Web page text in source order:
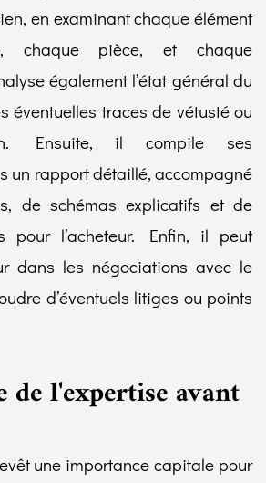
en examinant chaque élément
chaque pièce, et chaque
également l’état général du
éventuelles traces de vétusté ou
Ensuite, il compile ses
un rapport détaillé, accompagné
de schémas explicatifs et de
pour l’acheteur. Enfin, il peut
dans les négociations avec le
d’éventuels litiges ou points
de l'expertise avant
une importance capitale pour